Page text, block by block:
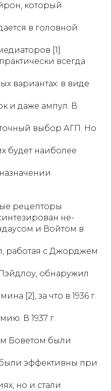
который
в головной
[1].
всегда
вариантах: в виде
и даже ампул. В
выбор АГП. Но
будет наиболее
рецепторы
не-
и Войтом в
работая с Джорджем
обнаружил
[2], за что в 1936 г.
В 1937 г.
Боветом были
эффективны при
но и стали